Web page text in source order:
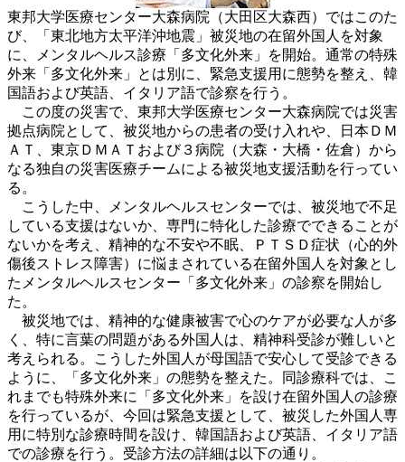
東邦大学医療センター大森病院（大田区大森西）ではこのた
び、「東北地方太平洋沖地震」被災地の在留外国人を対象
に、メンタルヘルス診療「多文化外来」を開始。通常の特殊
外来「多文化外来」とは別に、緊急支援用に態勢を整え、韓
国語および英語、イタリア語で診察を行う。
この度の災害で、東邦大学医療センター大森病院では災害
拠点病院として、被災地からの患者の受け入れや、日本ＤＭ
ＡＴ、東京ＤＭＡＴおよび３病院（大森・大橋・佐倉）から
なる独自の災害医療チームによる被災地支援活動を行ってい
る。
こうした中、メンタルヘルスセンターでは、被災地で不足
している支援はないか、専門に特化した診療でできることが
ないかを考え、精神的な不安や不眠、ＰＴＳＤ症状（心的外
傷後ストレス障害）に悩まされている在留外国人を対象とし
たメンタルヘルスセンター「多文化外来」の診察を開始し
た。
被災地では、精神的な健康被害で心のケアが必要な人が多
く、特に言葉の問題がある外国人は、精神科受診が難しいと
考えられる。こうした外国人が母国語で安心して受診できる
ように、「多文化外来」の態勢を整えた。同診療科では、こ
れまでも特殊外来に「多文化外来」を設け在留外国人の診療
を行っているが、今回は緊急支援として、被災した外国人専
用に特別な診療時間を設け、韓国語および英語、イタリア語
での診療を行う。受診方法の詳細は以下の通り。